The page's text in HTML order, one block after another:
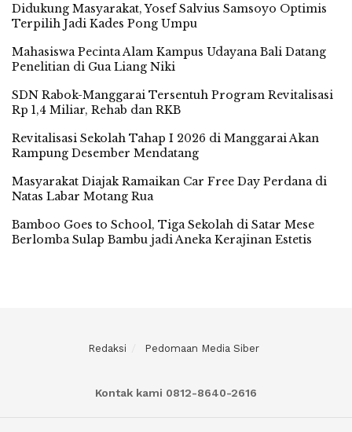
Didukung Masyarakat, Yosef Salvius Samsoyo Optimis
Terpilih Jadi Kades Pong Umpu
Mahasiswa Pecinta Alam Kampus Udayana Bali Datang
Penelitian di Gua Liang Niki
SDN Rabok-Manggarai Tersentuh Program Revitalisasi
Rp 1,4 Miliar, Rehab dan RKB
Revitalisasi Sekolah Tahap I 2026 di Manggarai Akan
Rampung Desember Mendatang
Masyarakat Diajak Ramaikan Car Free Day Perdana di
Natas Labar Motang Rua
Bamboo Goes to School, Tiga Sekolah di Satar Mese
Berlomba Sulap Bambu jadi Aneka Kerajinan Estetis
Redaksi Pedomaan Media Siber
Kontak kami 0812-8640-2616